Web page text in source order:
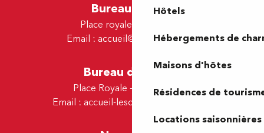
Hôtels
Hébergements de
Maisons d'hôtes
Résidences de
Locations saisonnières
Bureau de Pau
Place royale - 64000 Pau
Email : accueil@tourismepau.fr
Bureau de Lescar
Place Royale - 64230 Lescar
Email : accueil-lescar@tourismepau.fr